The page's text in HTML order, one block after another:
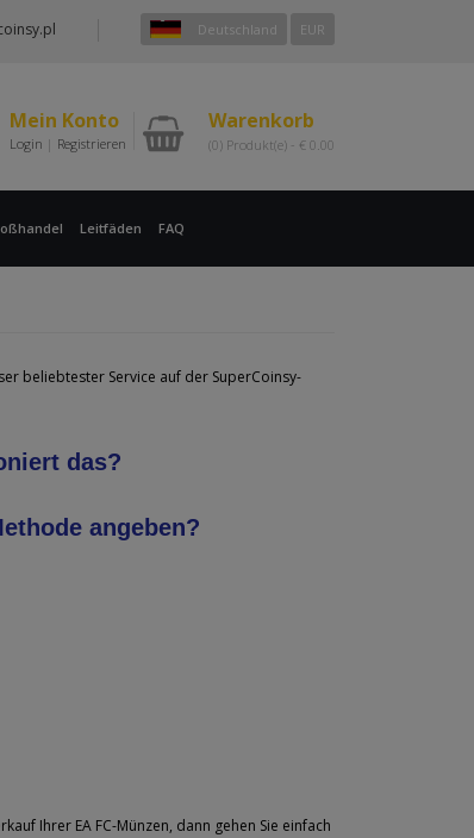
Deutschland EUR
Mein Konto
Login | Registrieren
Warenkorb
(0) Produkt(e) - € 0.00
Leitfäden FAQ
beliebtester Service auf der SuperCoinsy-
das?
angeben?
Ihrer EA FC-Münzen, dann gehen Sie einfach